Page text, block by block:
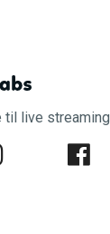
live streaming